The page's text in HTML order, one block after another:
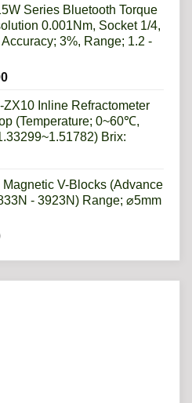
Series Bluetooth Torque
0.001Nm, Socket 1/4,
3%, Range; 1.2 -
ZX10 Inline Refractometer
(Temperature; 0~60℃,
Brix:
Magnetic V-Blocks (Advance
- 3923N) Range; ⌀5mm